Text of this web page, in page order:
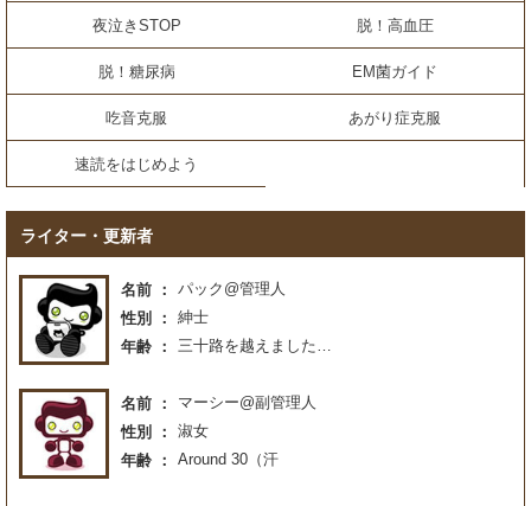
夜泣きSTOP 脱！高血圧
脱！糖尿病 EM菌ガイド
吃音克服 あがり症克服
速読をはじめよう
ライター・更新者
名前
パック@管理人
性別
紳士
年齢
三十路を越えました…
名前
マーシー@副管理人
性別
淑女
年齢
Around 30（汗